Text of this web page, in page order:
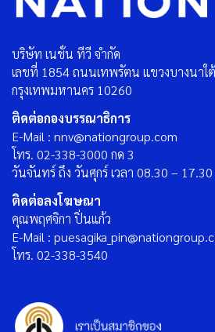
บริษัท เนชั่น ทีวี จำกัด
เลขที่ 1854 ถนนเทพรัตน แขวงบางนาใ
กรุงเทพมหานคร 10260
ติดต่อกองบรรณาธิการ
E-Mail : nnv@nationgroup.com
โทร. 02-338-3000 กด 3
วันจันทร์ ถึง วันศุกร์ เวลา 08.30 –
ติดต่อลงโฆษณา
คุณพฤศจิกา ปิ่นแก้ว
E-Mail :
โทร. 02-338-3540